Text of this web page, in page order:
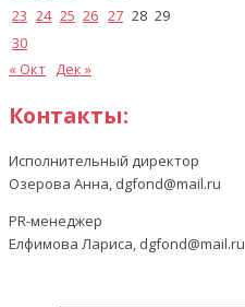
23 24 25 26 27 28 29
30
« Окт Дек »
Контакты:
Исполнительный директор
Озерова Анна, dgfond@mail.ru
PR-менеджер
Елфимова Лариса, dgfond@mail.ru